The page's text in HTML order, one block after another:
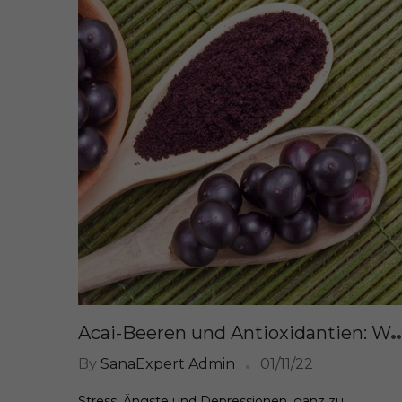
cai-Beeren und Antioxidantien: Warum
By SanaExpert Admin 01/11/22